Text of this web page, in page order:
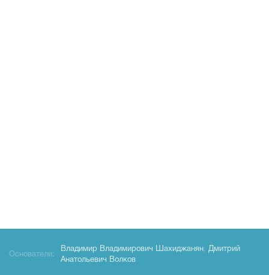
Основатели:
Владимир Владимирович Шахиджанян, Дмитрий
Анатольевич Волков